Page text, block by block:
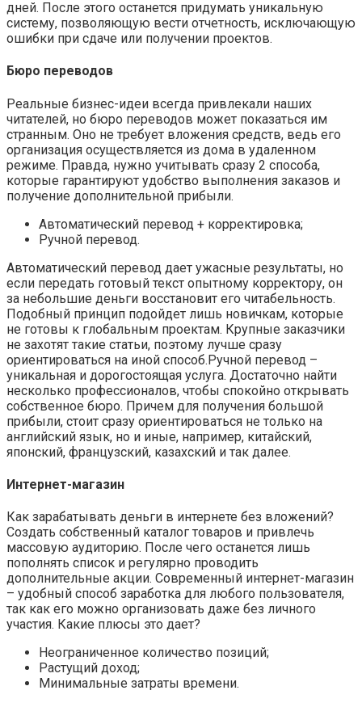
дней. После этого останется придумать уникальную
систему, позволяющую вести отчетность, исключающую
ошибки при сдаче или получении проектов.
Бюро переводов
Реальные бизнес-идеи всегда привлекали наших
читателей, но бюро переводов может показаться им
странным. Оно не требует вложения средств, ведь его
организация осуществляется из дома в удаленном
режиме. Правда, нужно учитывать сразу 2 способа,
которые гарантируют удобство выполнения заказов и
получение дополнительной прибыли.
Автоматический перевод + корректировка;
Ручной перевод.
Автоматический перевод дает ужасные результаты, но
если передать готовый текст опытному корректору, он
за небольшие деньги восстановит его читабельность.
Подобный принцип подойдет лишь новичкам, которые
не готовы к глобальным проектам. Крупные заказчики
не захотят такие статьи, поэтому лучше сразу
ориентироваться на иной способ.Ручной перевод –
уникальная и дорогостоящая услуга. Достаточно найти
несколько профессионалов, чтобы спокойно открывать
собственное бюро. Причем для получения большой
прибыли, стоит сразу ориентироваться не только на
английский язык, но и иные, например, китайский,
японский, французский, казахский и так далее.
Интернет-магазин
Как зарабатывать деньги в интернете без вложений?
Создать собственный каталог товаров и привлечь
массовую аудиторию. После чего останется лишь
пополнять список и регулярно проводить
дополнительные акции. Современный интернет-магазин
– удобный способ заработка для любого пользователя,
так как его можно организовать даже без личного
участия. Какие плюсы это дает?
Неограниченное количество позиций;
Растущий доход;
Минимальные затраты времени.